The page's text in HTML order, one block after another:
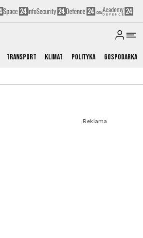
Transport Klimat Polityka Gospodarka
Reklama